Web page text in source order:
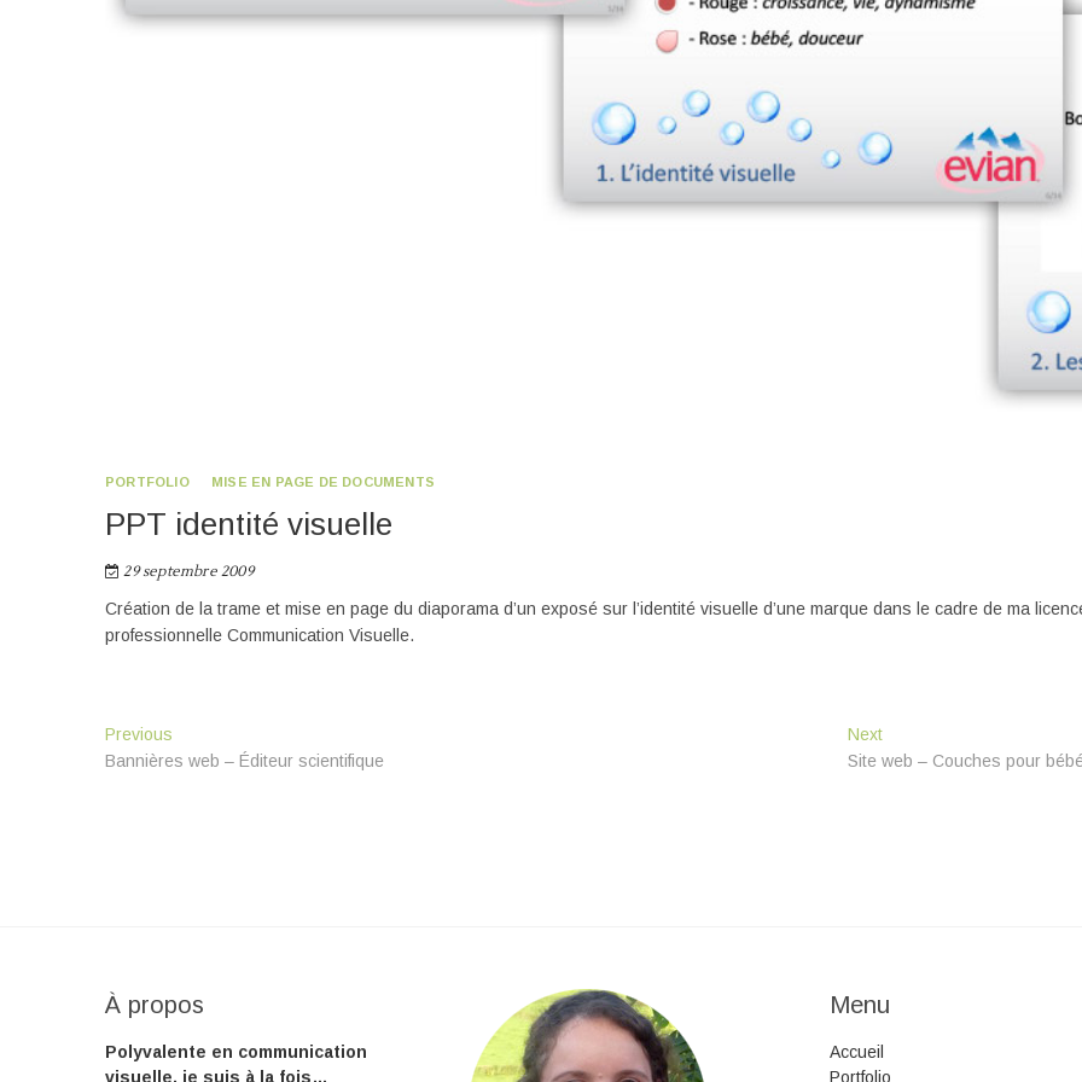
PORTFOLIO MISE EN PAGE DE DOCUMENTS
PPT identité visuelle
29 septembre 2009
Création de la trame et mise en page du diaporama d’un exposé sur l’identité visuelle d’une marque dans le cadre de ma
professionnelle Communication Visuelle.
Navigation
de
Previous
post:
Bannières web – Éditeur scientifique
NextNext
post:
Site web – Couches pour
À propos
Polyvalente en communication
visuelle, je suis à la fois…
Menu
Accueil
Portfolio